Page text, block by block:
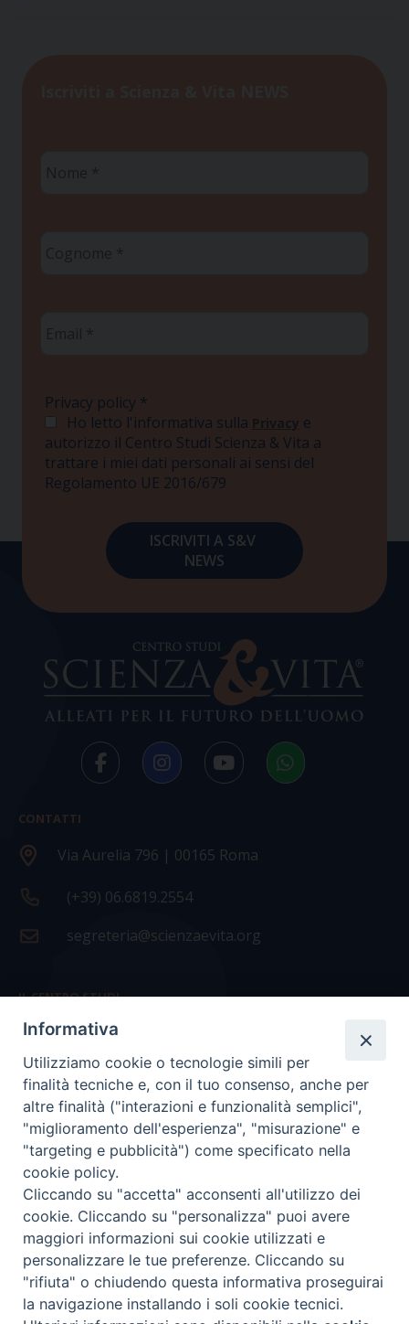
Privacy policy *
Ho letto l'informativa sulla Privacy e
autorizzo il Centro Studi Scienza & Vita a
trattare i miei dati personali ai sensi del
Regolamento UE 2016/679
CONTATTI
Via Aurelia 796 | 00165 Roma
(+39) 06.6819.2554
segreteria@scienzaevita.org
IL CENTRO STUDI
La nostra storia
Statuto
Presidenza e ufficio presidenza
Consiglio scientifico
Coordinamento nazionale
COPYRIGHT Scienza & Vita - C.F96600690588- Tutti i
diritti -Privacy- Credits
Informativa
Utilizziamo cookie o tecnologie simili per
finalità tecniche e, con il tuo consenso, anche per
altre finalità ("interazioni e funzionalità semplici",
"miglioramento dell'esperienza", "misurazione" e
"targeting e pubblicità") come specificato nella
cookie policy.
Cliccando su "accetta" acconsenti all'utilizzo dei
cookie. Cliccando su "personalizza" puoi avere
maggiori informazioni sui cookie utilizzati e
personalizzare le tue preferenze. Cliccando su
"rifiuta" o chiudendo questa informativa proseguirai
la navigazione installando i soli cookie tecnici.